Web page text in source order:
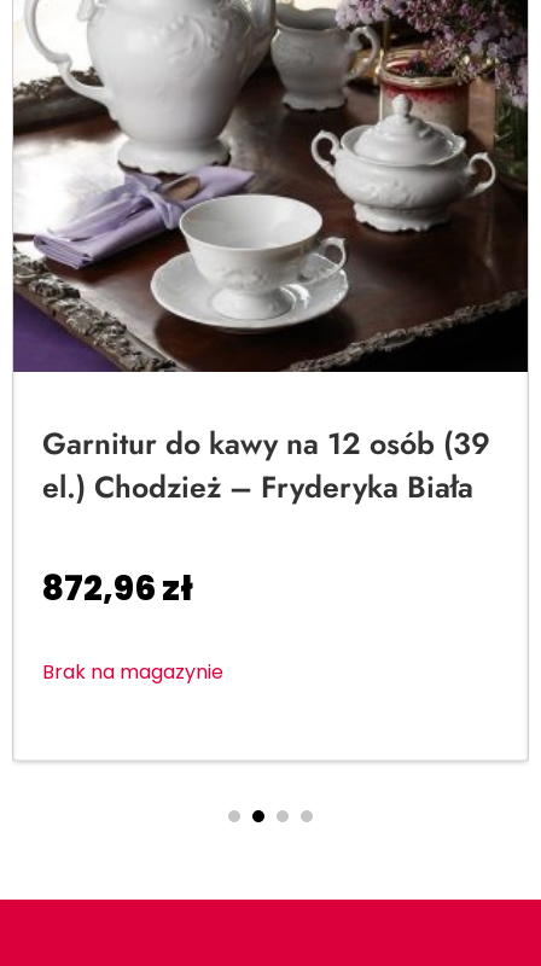
Garnitur do kawy na 12 osób (39
el.) Chodzież – Fryderyka Biała
872,96zł
Brak na magazynie